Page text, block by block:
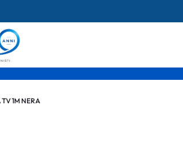
1M NERA